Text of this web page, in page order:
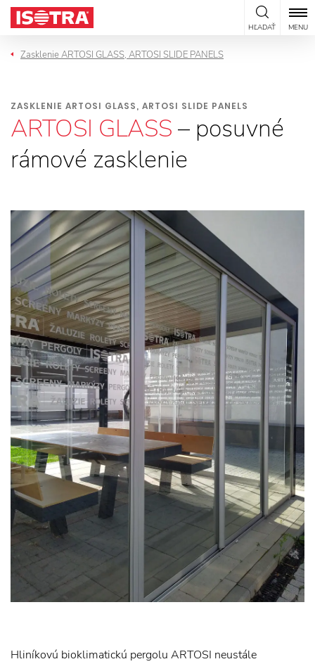
Preskočiť na obsah
HĽADAŤ MENU
Zasklenie ARTOSI GLASS, ARTOSI SLIDE PANELS
ZASKLENIE ARTOSI GLASS, ARTOSI SLIDE PANELS
ARTOSI GLASS– posuvné
rámové zasklenie
Hliníkovú bioklimatickú pergolu ARTOSI neustále